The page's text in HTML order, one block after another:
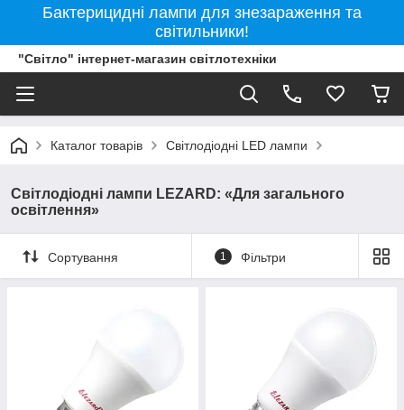
Бактерицидні лампи для знезараження та
світильники!
"Світло" інтернет-магазин світлотехніки
Каталог товарів Світлодіодні LED лампи
Світлодіодні лампи LEZARD: «Для загального
освітлення»
Сортування 1 Фільтри